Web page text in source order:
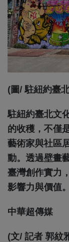
(圖/ 駐紐約臺
駐紐約臺北文
的收穫，不僅
藝術家與社區
動。透過壁畫
臺灣創作實力
影響力與價值。
中華超傳媒
(文/ 記者 郭紋